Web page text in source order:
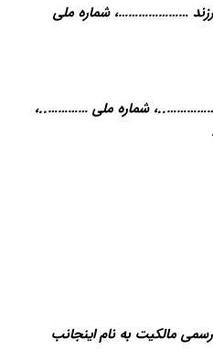
فرزند …………………، شماره ملی
شماره ملی …………..،